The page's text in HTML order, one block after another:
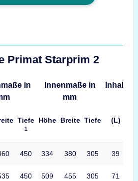
Primat Starprim 2
in
Innenmaße in
mm
Inhalt
Tiefe
1
Höhe Breite Tiefe (L)
450 334 380 305 39
450 509 455 305 71